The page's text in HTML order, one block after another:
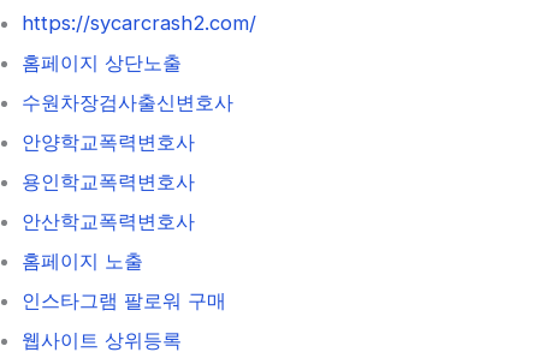
https://sycarcrash2.com/
홈페이지 상단노출
수원차장검사출신변호사
안양학교폭력변호사
용인학교폭력변호사
안산학교폭력변호사
홈페이지 노출
인스타그램 팔로워 구매
웹사이트 상위등록